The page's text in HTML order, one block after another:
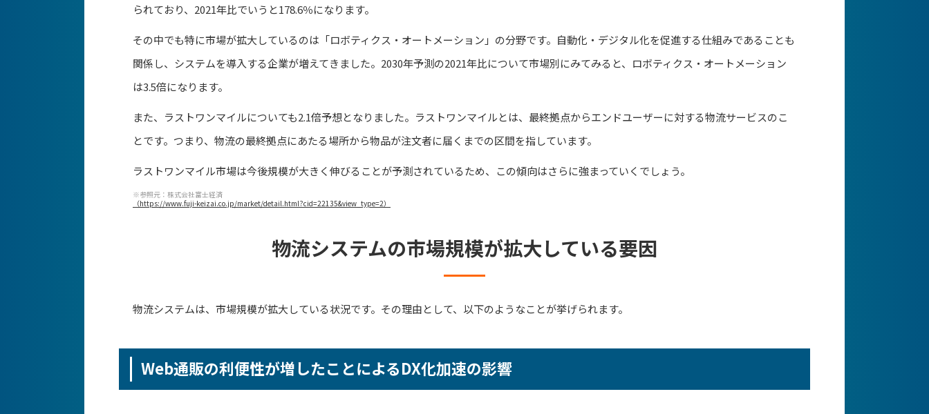
られており、2021年比でいうと178.6％になります。
その中でも特に市場が拡大しているのは「ロボティクス・オートメーション」の分野です。自動化・デジタル化を促進する仕組みであることも
関係し、システムを導入する企業が増えてきました。2030年予測の2021年比について市場別にみてみると、ロボティクス・オートメーション
は3.5倍になります。
また、ラストワンマイルについても2.1倍予想となりました。ラストワンマイルとは、最終拠点からエンドユーザーに対する物流サービスのこ
とです。つまり、物流の最終拠点にあたる場所から物品が注文者に届くまでの区間を指しています。
ラストワンマイル市場は今後規模が大きく伸びることが予測されているため、この傾向はさらに強まっていくでしょう。
※参照元：株式会社富士経済
（https://www.fuji-keizai.co.jp/market/detail.html?cid=22135&view_type=2）
物流システムの市場規模が拡大している要因
物流システムは、市場規模が拡大している状況です。その理由として、以下のようなことが挙げられます。
Web通販の利便性が増したことによるDX化加速の影響